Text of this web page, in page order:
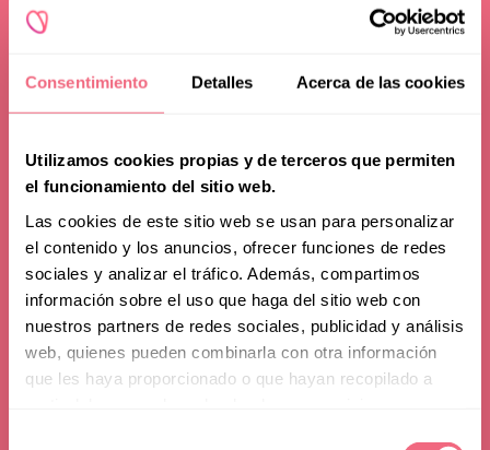
Consentimiento Detalles Acerca de las cookies
Utilizamos cookies propias y de terceros que permiten
el funcionamiento del sitio web.
Las cookies de este sitio web se usan para personalizar
el contenido y los anuncios, ofrecer funciones de redes
sociales y analizar el tráfico. Además, compartimos
información sobre el uso que haga del sitio web con
nuestros partners de redes sociales, publicidad y análisis
web, quienes pueden combinarla con otra información
que les haya proporcionado o que hayan recopilado a
Feminisierung der